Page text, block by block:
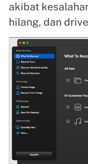
akibat
hilang, dan